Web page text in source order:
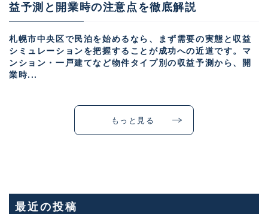
益予測と開業時の注意点を徹底解説
札幌市中央区で民泊を始めるなら、まず需要の実態と収益
シミュレーションを把握することが成功への近道です。マ
ンション・一戸建てなど物件タイプ別の収益予測から、開
業時...
もっと見る
最近の投稿